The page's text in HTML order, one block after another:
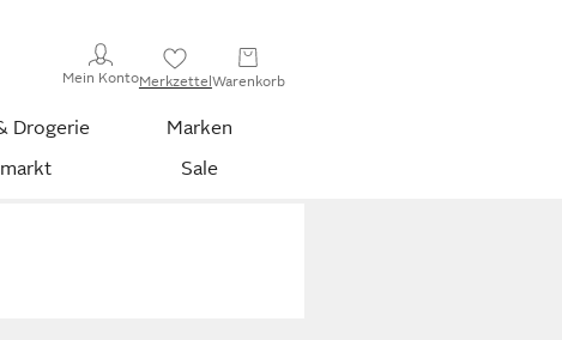
Mein KontoMerkzettelWarenkorb
Drogerie
Marken
Sale